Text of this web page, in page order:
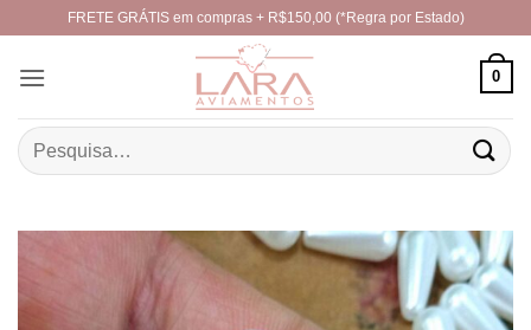
content
FRETE GRÁTIS em compras + R$150,00 (*Regra por Estado)
0
Pesquisar
por: